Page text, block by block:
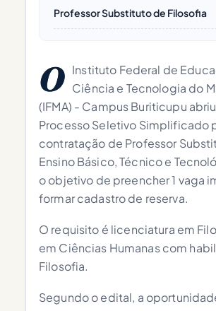
Professor Substituto de Filosofia
O Instituto Federal de
Ciência e Tecnologia do
(IFMA) - Campus Buriticupu
Processo Seletivo Simplificado
contratação de Professor
Ensino Básico, Técnico e
o objetivo de preencher 1 vaga
formar cadastro de reserva.
O requisito é licenciatura em
em Ciências Humanas com
Filosofia.
Segundo o edital, a